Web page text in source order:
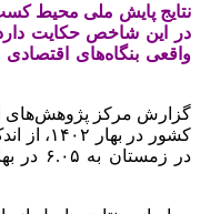
نتایج پایش ملی محیط
در این شاخص حکایت
واقعی بنگاه‌های
گزارش مرکز پژوهش‌های